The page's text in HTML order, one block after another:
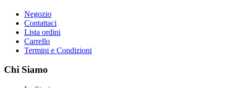
Negozio
Contattaci
Lista ordini
Carrello
Termini e Condizioni
Chi Siamo